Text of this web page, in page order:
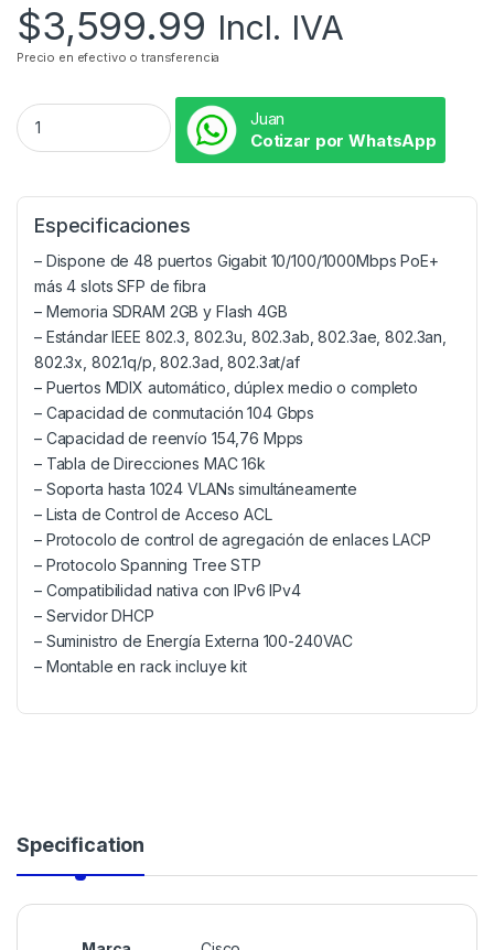
$3,599.99 Incl. IVA
Precio en efectivo o transferencia
Juan
Cotizar por WhatsApp
Especificaciones
– Dispone de 48 puertos Gigabit 10/100/1000Mbps PoE+
más 4 slots SFP de fibra
– Memoria SDRAM 2GB y Flash 4GB
– Estándar IEEE 802.3, 802.3u, 802.3ab, 802.3ae, 802.3an,
802.3x, 802.1q/p, 802.3ad, 802.3at/af
– Puertos MDIX automático, dúplex medio o completo
– Capacidad de conmutación 104 Gbps
– Capacidad de reenvío 154,76 Mpps
– Tabla de Direcciones MAC 16k
– Soporta hasta 1024 VLANs simultáneamente
– Lista de Control de Acceso ACL
– Protocolo de control de agregación de enlaces LACP
– Protocolo Spanning Tree STP
– Compatibilidad nativa con IPv6 IPv4
– Servidor DHCP
– Suministro de Energía Externa 100-240VAC
– Montable en rack incluye kit
Specification